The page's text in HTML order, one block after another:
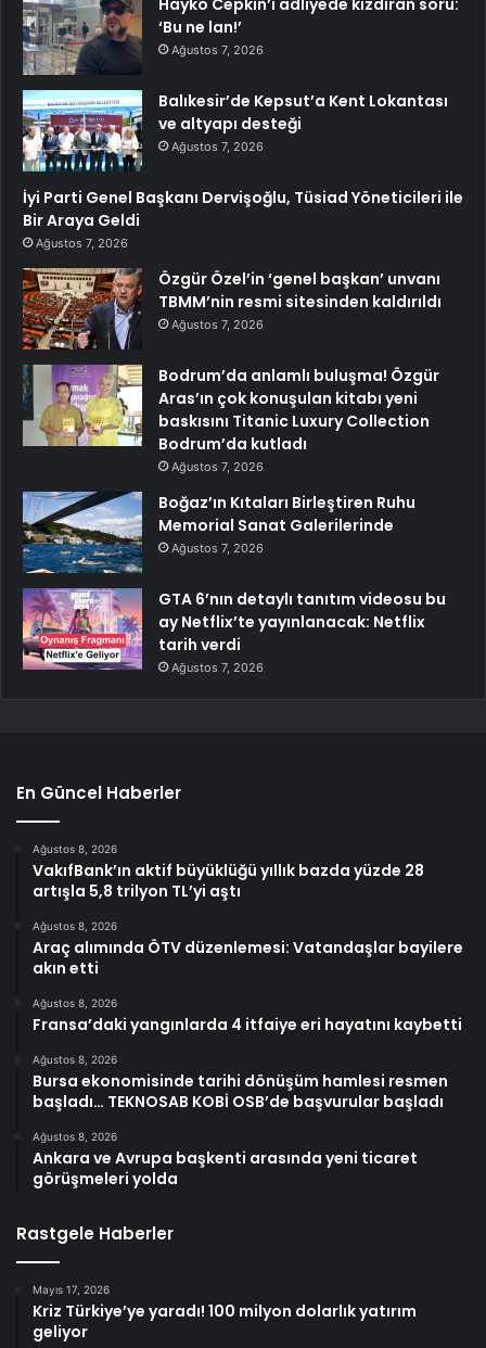
‘Bu ne lan!’
Ağustos 7, 2026
Balıkesir’de Kepsut’a Kent Lokantası
ve altyapı desteği
Ağustos 7, 2026
İyi Parti Genel Başkanı Dervişoğlu, Tüsiad Yöneticileri ile
Bir Araya Geldi
Ağustos 7, 2026
Özgür Özel’in ‘genel başkan’ unvanı
TBMM’nin resmi sitesinden kaldırıldı
Ağustos 7, 2026
Bodrum’da anlamlı buluşma! Özgür
Aras’ın çok konuşulan kitabı yeni
baskısını Titanic Luxury Collection
Bodrum’da kutladı
Ağustos 7, 2026
Boğaz’ın Kıtaları Birleştiren Ruhu
Memorial Sanat Galerilerinde
Ağustos 7, 2026
GTA 6’nın detaylı tanıtım videosu bu
ay Netflix’te yayınlanacak: Netflix
tarih verdi
Ağustos 7, 2026
En Güncel Haberler
Ağustos 8, 2026
VakıfBank’ın aktif büyüklüğü yıllık bazda yüzde 28
artışla 5,8 trilyon TL’yi aştı
Ağustos 8, 2026
Araç alımında ÖTV düzenlemesi: Vatandaşlar bayilere
akın etti
Ağustos 8, 2026
Fransa’daki yangınlarda 4 itfaiye eri hayatını kaybetti
Ağustos 8, 2026
Bursa ekonomisinde tarihi dönüşüm hamlesi resmen
başladı… TEKNOSAB KOBİ OSB’de başvurular başladı
Ağustos 8, 2026
Ankara ve Avrupa başkenti arasında yeni ticaret
görüşmeleri yolda
Rastgele Haberler
Mayıs 17, 2026
Kriz Türkiye’ye yaradı! 100 milyon dolarlık yatırım
geliyor